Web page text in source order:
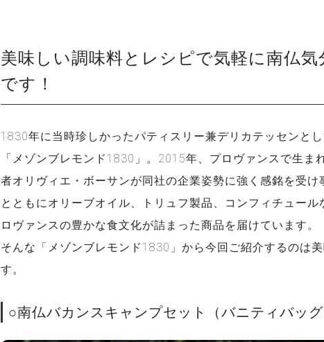
美味しい調味料とレシピで気軽に南仏
です！
1830年に当時珍しかったパティスリー兼デリカテッセンと
「メゾンブレモンド1830」。2015年、プロヴァンスで生ま
者オリヴィエ・ボーサンが同社の企業姿勢に強く感銘を受
とともにオリーブオイル、トリュフ製品、コンフィチュー
ロヴァンスの豊かな食文化が詰まった商品を届けています。
そんな「メゾンブレモンド1830」から今回ご紹介するのは
す。
○南仏バカンスキャンプセット（バニティバッ